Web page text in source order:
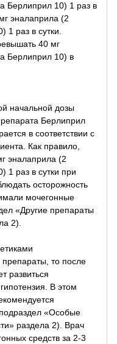
Берлиприл 10) 1 раз в
эналаприла (2
1 раз в сутки.
40 мг
Берлиприл 10) в
начальной дозы
Берлиприл
в соответствии с
Как правило,
эналаприла (2
1 раз в сутки при
осторожность
мочегонные
«Другие препараты
2).
то после
развиться
В этом
«Особые
раздела 2). Врач
средств за 2-3